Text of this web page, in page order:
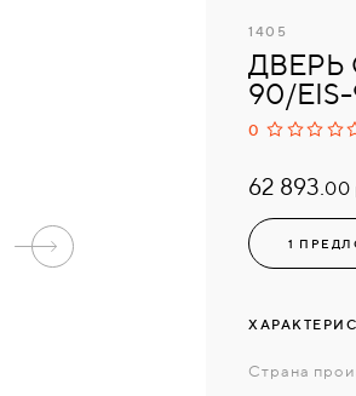
1405
ДВЕРЬ
90/
0
62 893.00
1
Страна